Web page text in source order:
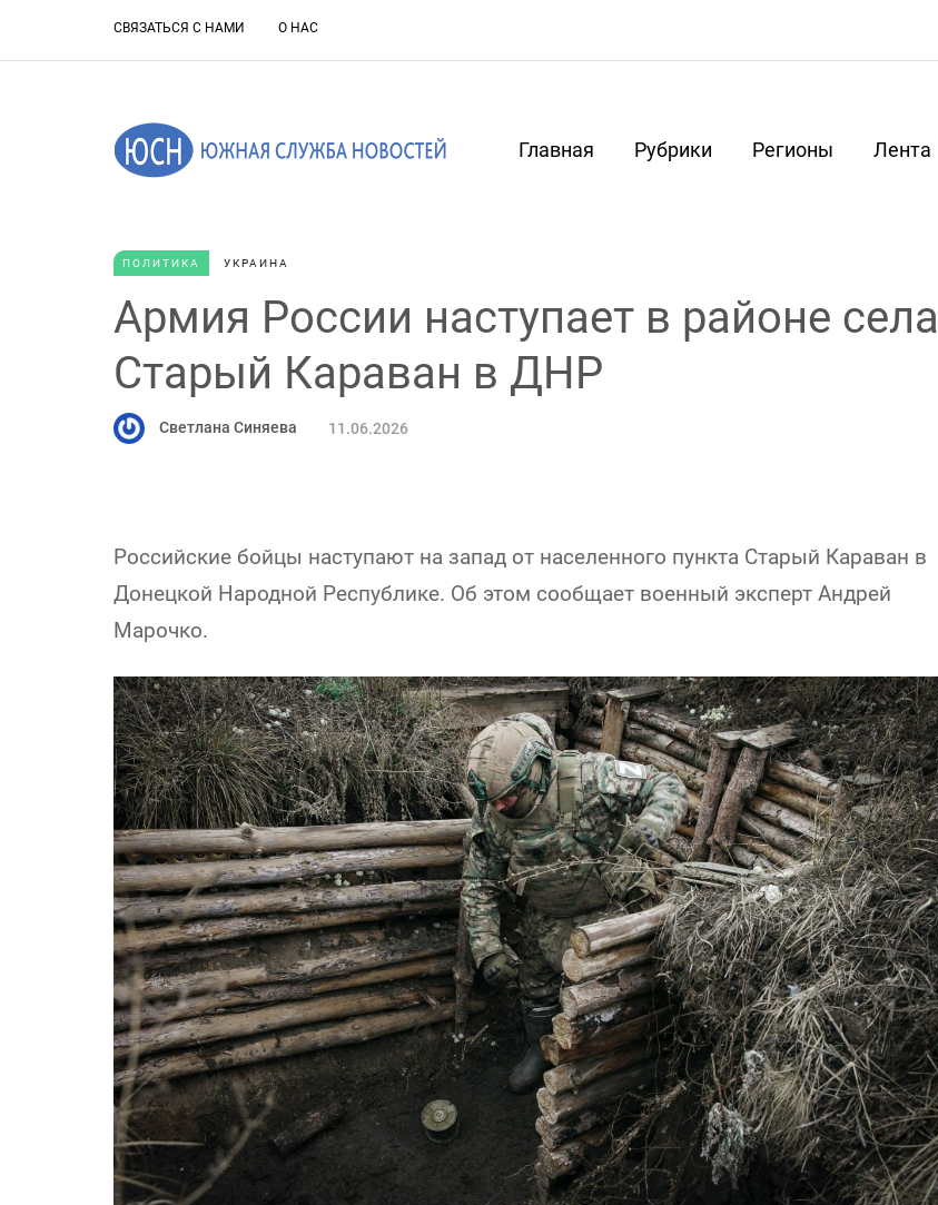
СВЯЗАТЬСЯ С НАМИ О НАС
Главная Рубрики Регионы Лента
ПОЛИТИКА УКРАИНА
Армия России наступает в районе села
Старый Караван в ДНР
Светлана Синяева 11.06.2026
Российские бойцы наступают на запад от населенного пункта Старый Караван в
Донецкой Народной Республике. Об этом сообщает военный эксперт Андрей
Марочко.